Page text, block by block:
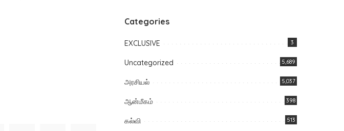
Categories
EXCLUSIVE 3
Uncategorized 5,689
அரசியல் 5,037
ஆன்மீகம் 398
கல்வி 513